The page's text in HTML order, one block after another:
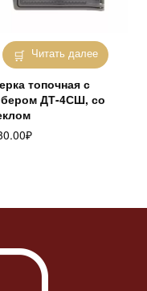
Читать далее
топочная с
ДТ-4СШ, со
₽